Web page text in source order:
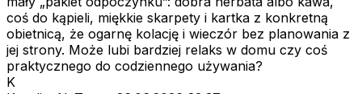
coś do kąpieli, miękkie skarpety i kartka z konkretną
obietnicą, że ogarnę kolację i wieczór bez planowania z
jej strony. Może lubi bardziej relaks w domu czy coś
praktycznego do codziennego używania?
K